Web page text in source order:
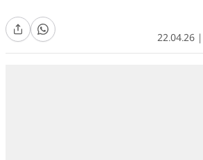
|
22.04.26